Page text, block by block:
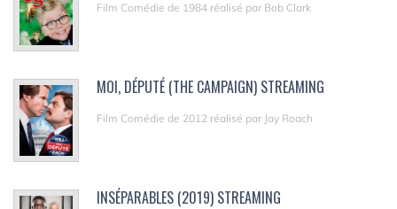
Film Comédie de 1984 réalisé par Bob Clark
MOI, DÉPUTÉ (THE CAMPAIGN) STREAMING
Film Comédie de 2012 réalisé par Jay Roach
INSÉPARABLES (2019) STREAMING